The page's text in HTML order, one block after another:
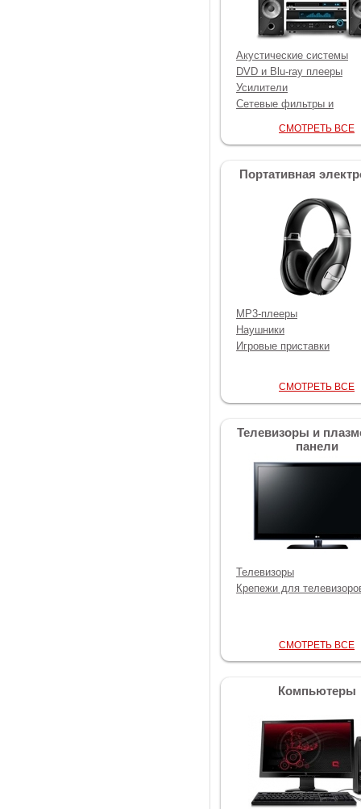
Акустические системы
DVD и Blu-ray плееры
Усилители
Сетевые фильтры и
AV-ресиверы
MD и CD-проигрыватели
преобразователи
фонокорректоры
СМОТРЕТЬ ВСЕ
Портативная
MP3-плееры
Наушники
Игровые приставки
СМОТРЕТЬ ВСЕ
Телевизоры и
панели
Телевизоры
Крепежи для
СМОТРЕТЬ ВСЕ
Компьютеры